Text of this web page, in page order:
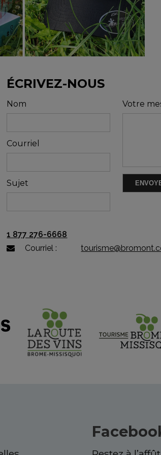
ÉCRIVEZ-NOUS
Nom
Courriel
Sujet
Votre
1 877 276-6668
Courriel :